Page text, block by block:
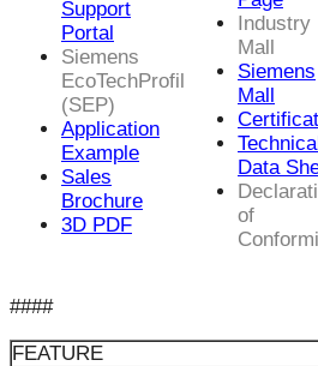
Support
Portal
Siemens
EcoTechProfil
(SEP)
Application
Example
Sales
Brochure
3D PDF
Industry
Mall
Siemens
Mall
Data
of
####
FEATURE